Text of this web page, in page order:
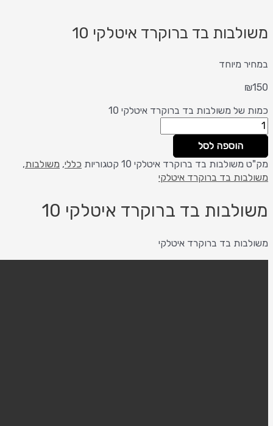
בד ברוקרד איטלקי 10
מיוחד
משולבות בד ברוקרד איטלקי 10
הוספה לסל
משולבות בד ברוקרד איטלקי 10 קטגוריות כללי, משולבות,
בד ברוקרד איטלקי
בד ברוקרד איטלקי 10
בד ברוקרד איטלקי